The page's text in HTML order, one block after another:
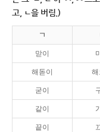
고, ㄴ을 버림.)
ㄱ
맏이
해돋이 해
굳이
같이
끝이